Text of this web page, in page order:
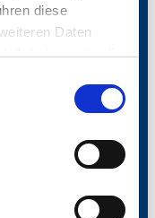
diese
Daten
haben oder die
der Cookies